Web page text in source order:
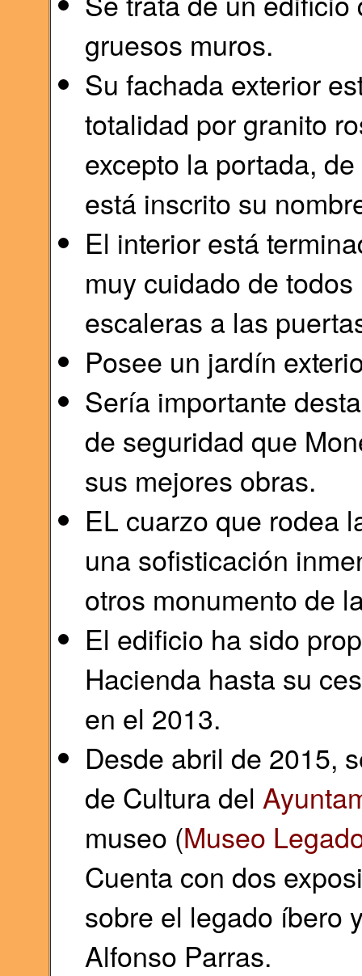
gruesos muros.
Su fachada exterior
totalidad por granito
excepto la portada,
está inscrito su
El interior está
muy cuidado de
escaleras a las
Posee un jardín
Sería importante
de seguridad que
sus mejores obras.
EL cuarzo que rodea
una sofisticación
otros monumento de
El edificio ha sido
Hacienda hasta su
en el 2013.
Desde abril de 2015,
de Cultura del
museo (Museo
Cuenta con dos
sobre el legado íbero
Alfonso Parras.